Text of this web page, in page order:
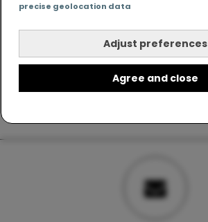
precise geolocation data
Adjust preferences
Agree and close